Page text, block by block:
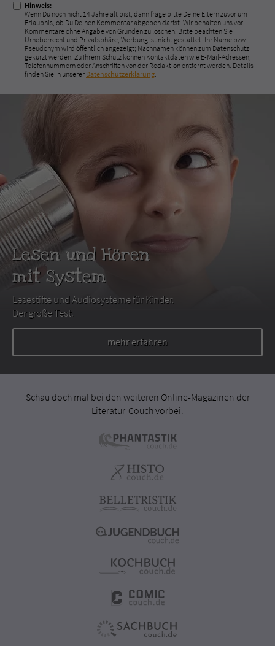
Hinweis:
Wenn Du noch nicht 14 Jahre alt bist, dann frage bitte Deine Eltern zuvor um
Erlaubnis, ob Du Deinen Kommentar abgeben darfst. Wir behalten uns vor,
Kommentare ohne Angabe von Gründen zu löschen. Bitte beachten Sie
Urheberrecht und Privatsphäre; Werbung ist nicht gestattet. Ihr Name bzw.
Pseudonym wird öffentlich angezeigt; Nachnamen können zum Datenschutz
gekürzt werden. Zu Ihrem Schutz können Kontaktdaten wie E-Mail-Adressen,
Telefonnummern oder Anschriften von der Redaktion entfernt werden. Details
finden Sie in unserer Datenschutzerklärung.
Lesen und Hören
mit System
Lesestifte und Audiosysteme für Kinder.
Der große Test.
mehr erfahren
Schau doch mal bei den weiteren Online-Magazinen der
Literatur-Couch vorbei: